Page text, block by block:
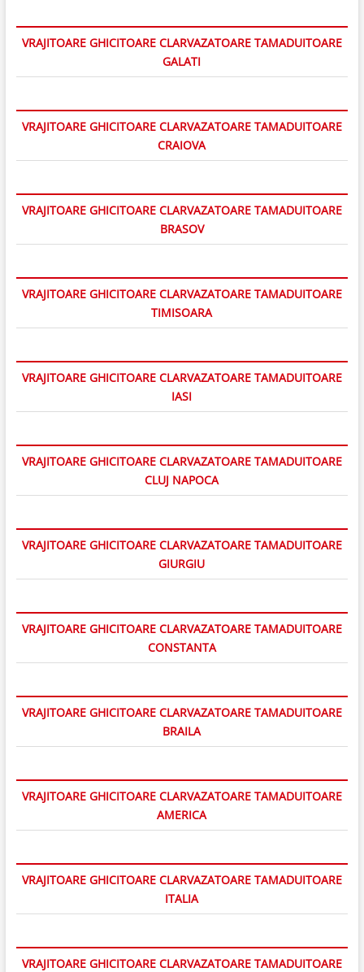
VRAJITOARE GHICITOARE CLARVAZATOARE TAMADUITOARE
GALATI
VRAJITOARE GHICITOARE CLARVAZATOARE TAMADUITOARE
CRAIOVA
VRAJITOARE GHICITOARE CLARVAZATOARE TAMADUITOARE
BRASOV
VRAJITOARE GHICITOARE CLARVAZATOARE TAMADUITOARE
TIMISOARA
VRAJITOARE GHICITOARE CLARVAZATOARE TAMADUITOARE
IASI
VRAJITOARE GHICITOARE CLARVAZATOARE TAMADUITOARE
CLUJ NAPOCA
VRAJITOARE GHICITOARE CLARVAZATOARE TAMADUITOARE
GIURGIU
VRAJITOARE GHICITOARE CLARVAZATOARE TAMADUITOARE
CONSTANTA
VRAJITOARE GHICITOARE CLARVAZATOARE TAMADUITOARE
BRAILA
VRAJITOARE GHICITOARE CLARVAZATOARE TAMADUITOARE
AMERICA
VRAJITOARE GHICITOARE CLARVAZATOARE TAMADUITOARE
ITALIA
VRAJITOARE GHICITOARE CLARVAZATOARE TAMADUITOARE